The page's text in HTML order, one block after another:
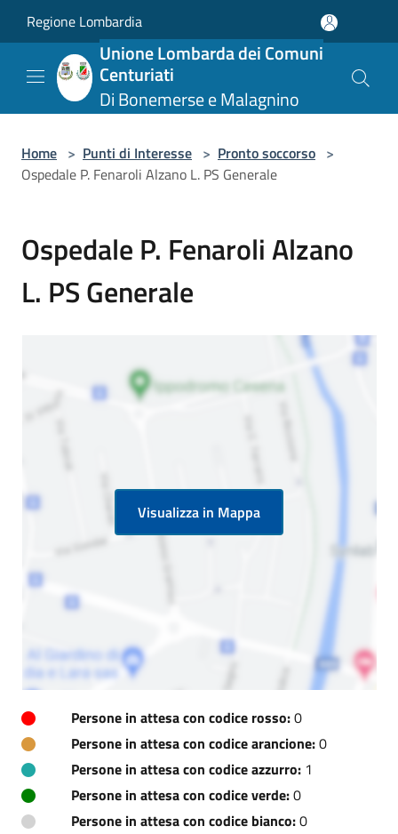
Regione Lombardia
Unione Lombarda dei Comuni
Centuriati
Di Bonemerse e Malagnino
Home > Punti di Interesse > Pronto soccorso >
Ospedale P. Fenaroli Alzano L. PS Generale
Ospedale P. Fenaroli Alzano
L. PS Generale
Visualizza in Mappa
Persone in attesa con codice rosso:0
Persone in attesa con codice arancione:0
Persone in attesa con codice azzurro: 1
Persone in attesa con codice verde:0
Persone in attesa con codice bianco:0